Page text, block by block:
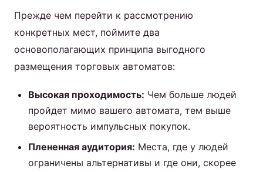
Прежде чем перейти к рассмотрению
конкретных мест, поймите два
основополагающих принципа выгодного
размещения торговых автоматов:
Высокая проходимость: Чем больше людей
пройдет мимо вашего автомата, тем выше
вероятность импульсных покупок.
Плененная аудитория: Места, где у людей
ограничены альтернативы и где они, скорее